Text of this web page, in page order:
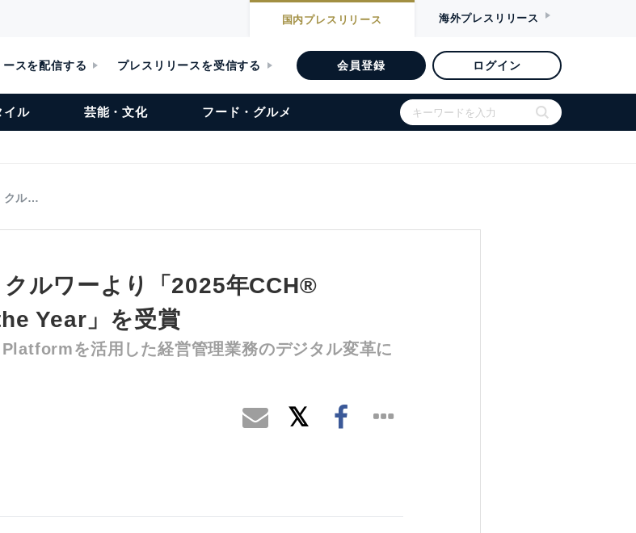
国内プレスリリース 海外プレスリリース
スを配信する プレスリリースを受信する 会員登録 ログイン
イル 芸能・文化 フード・グルメ
クル…
ルワーより「2025年CCH®
Year」を受賞
を活用した経営管理業務のデジタル変革に